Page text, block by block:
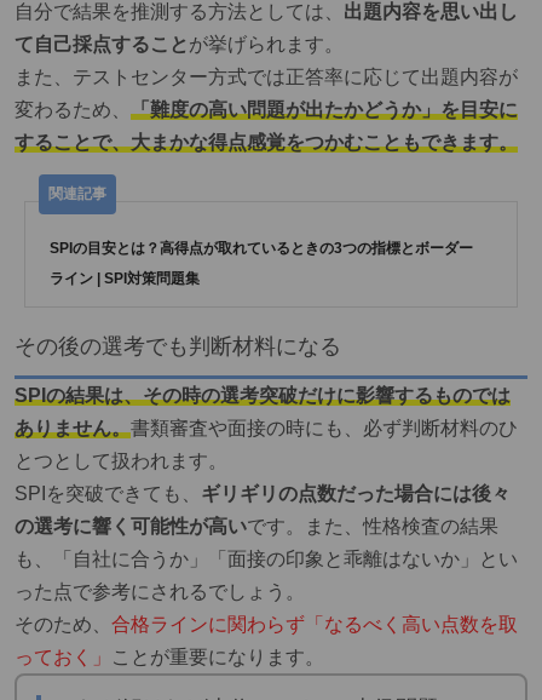
自分で結果を推測する方法としては、 出題内容を思い出し
て自己採点すること が挙げられます。
また、テストセンター方式では正答率に応じて出題内容が
変わるため、 「難度の高い問題が出たかどうか」を目安に
することで、大まかな得点感覚をつかむこともできます。
SPIの目安とは？高得点が取れているときの3つの指標とボーダー
ライン | SPI対策問題集
その後の選考でも判断材料になる
SPIの結果は、その時の選考突破だけに影響するものでは
ありません。書類審査や面接の時にも、必ず判断材料のひ
とつとして扱われます。
SPIを突破できても、 ギリギリの点数だった場合には後々
の選考に響く可能性が高いです。また、性格検査の結果
も、「自社に合うか」「面接の印象と乖離はないか」とい
った点で参考にされるでしょう。
そのため、 合格ラインに関わらず「なるべく高い点数を取
っておく」
ことが重要になります。